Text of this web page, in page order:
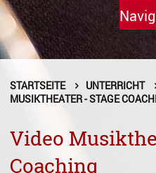
STARTSEITE UNTERRICHT
MUSIKTHEATER - STAGE
Video
Coaching